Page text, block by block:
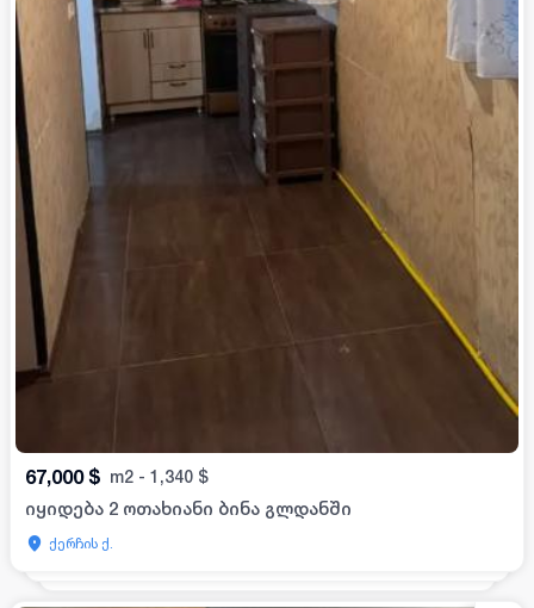
67,000 $ m2 - 1,340 $
იყიდება 2 ოთახიანი ბინა გლდანში
ქერჩის ქ.